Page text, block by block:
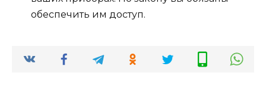
обеспечить им доступ.